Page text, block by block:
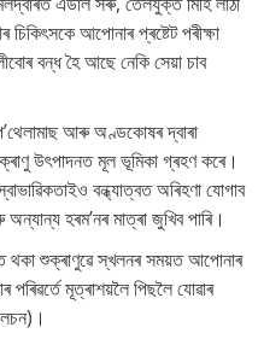
আপোনাৰ প্ৰষ্টেট পৰীক্ষা
বন্ধ হৈ আছে নেকি সেয়া চাব
আৰু অণ্ডকোষৰ দ্বাৰা
উৎপাদনত মূল ভূমিকা গ্ৰহণ কৰে।
বন্ধ্যাত্বত অৰিহণা যোগাব
অন্যান্য হৰম’নৰ মাত্ৰা জুখিব পাৰি।
থকা শুক্ৰাণুৱে স্খলনৰ সময়ত আপোনাৰ
পৰিৱৰ্তে মূত্ৰাশয়লৈ পিছলৈ যোৱাৰ